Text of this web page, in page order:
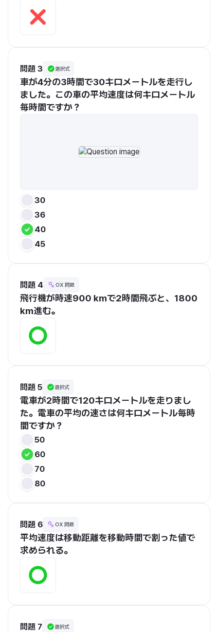
問題 3 選択式
車が4分の3時間で30キロメートルを走行し
ました。この車の平均速度は何キロメートル
毎時間ですか？
30
36
40
45
問題 4 OX 問題
飛行機が時速900 kmで2時間飛ぶと、1800
km進む。
問題 5 選択式
電車が2時間で120キロメートルを走りまし
た。電車の平均の速さは何キロメートル毎時
間ですか？
50
60
70
80
問題 6 OX 問題
平均速度は移動距離を移動時間で割った値で
求められる。
問題 7 選択式